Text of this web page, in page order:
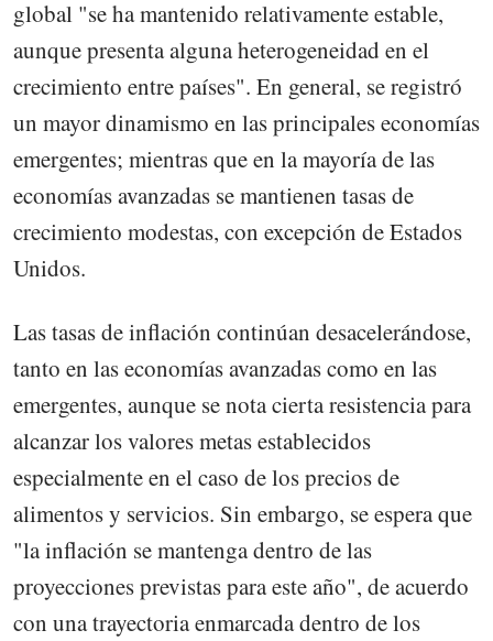
global "se ha mantenido relativamente estable,
aunque presenta alguna heterogeneidad en el
crecimiento entre países". En general, se registró
un mayor dinamismo en las principales economías
emergentes; mientras que en la mayoría de las
economías avanzadas se mantienen tasas de
crecimiento modestas, con excepción de Estados
Unidos.
Las tasas de inflación continúan desacelerándose,
tanto en las economías avanzadas como en las
emergentes, aunque se nota cierta resistencia para
alcanzar los valores metas establecidos
especialmente en el caso de los precios de
alimentos y servicios. Sin embargo, se espera que
"la inflación se mantenga dentro de las
proyecciones previstas para este año", de acuerdo
con una trayectoria enmarcada dentro de los